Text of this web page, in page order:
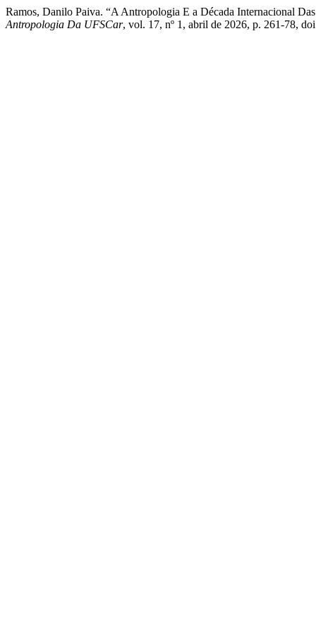
Ramos, Danilo Paiva. “A Antropologia E a Década Internacional
Antropologia Da UFSCar, vol. 17, nº 1, abril de 2026, p. 261-78,